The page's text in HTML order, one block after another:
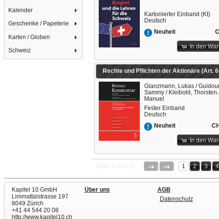
Kalender
Geschenke / Papeterie
Karten / Globen
Schweiz
Kartonierter Einband (Kt)
Deutsch
Neuheit
In den
Glanzmann, Lukas /
Sammy / Kleibold, Thorsten
Manuel
Fester Einband
Deutsch
Neuheit
In den
1 2 3 4
Kapitel 10 GmbH
Limmattalstrasse 197
8049 Zürich
+41 44 544 20 08
http://www.kapitel10.ch
Über uns
AGB
Datenschutz